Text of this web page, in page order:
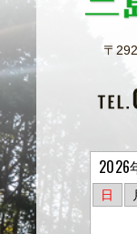
〒
2026
日